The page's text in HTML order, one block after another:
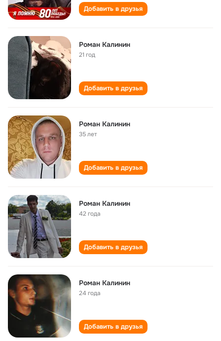
Добавить в друзья
Роман Калинин
21 год
Добавить в друзья
Роман Калинин
35 лет
Добавить в друзья
Роман Калинин
42 года
Добавить в друзья
Роман Калинин
24 года
Добавить в друзья